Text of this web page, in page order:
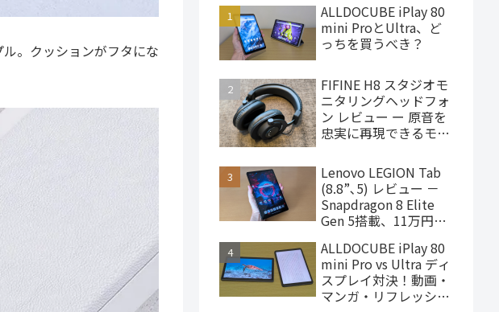
。クッションがフタにな
ALLDOCUBE iPlay 80
mini ProとUltra、ど
っちを買うべき？
FIFINE H8 スタジオモ
ニタリングヘッドフォ
ン レビュー ー 原音を
忠実に再現できるモニ
4,000円台で購入でき
ます
Lenovo LEGION Tab
(8.8”､5) レビュー －
Snapdragon 8 Elite
Gen 5搭載、11万円台
ゲーミングタブレット
ALLDOCUBE iPlay 80
mini Pro vs Ultra ディ
スプレイ対決！動画・
マンガ・リフレッシュ